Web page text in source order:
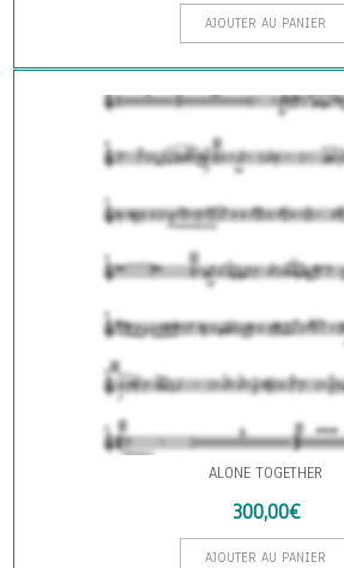
AJOUTER AU PANIER
ALONE TOGETHER
300,00€
AJOUTER AU PANIER